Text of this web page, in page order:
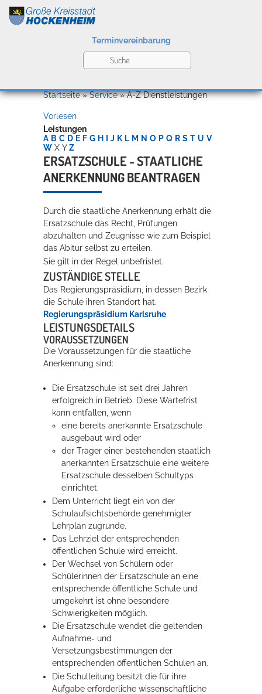
Kultur
Bildung
Wirtschaft
Rathaus
Service
Terminvereinbarung
Konzerte, Tagungen und vieles mehr
Die Stadthalle Hockenheim bietet den perfekten Standort für Events
Spaß unter prickelnden Wasserfällen, das rauschende Meer im
Wellenbecken oder doch lieber die pure Entspannung auf der
Sprudelliege im Solebecken?
mehr dazu...
Startseite»Service»A-Z Dienstleistungen
Vorlesen
Leistungen
A B C D E F G H J K L M N O P Q R S T U V
W X Y Z
ERSATZSCHULE - STAATLICHE
ANERKENNUNG BEANTRAGEN
Durch die staatliche Anerkennung erhält die
Ersatzschule das Recht, Prüfungen
abzuhalten und Zeugnisse wie zum Beispiel
das Abitur selbst zu erteilen.
Sie gilt in der Regel unbefristet.
ZUSTÄNDIGE STELLE
Das Regierungspräsidium, in dessen Bezirk
die Schule ihren Standort hat.
Regierungspräsidium Karlsruhe
LEISTUNGSDETAILS
VORAUSSETZUNGEN
Die Voraussetzungen für die staatliche
Anerkennung sind:
Die Ersatzschule ist seit drei Jahren
erfolgreich in Betrieb. Diese Wartefrist
kann entfallen, wenn
eine bereits anerkannte Ersatzschule
ausgebaut wird oder
der Träger einer bestehenden staatlich
anerkannten Ersatzschule eine weitere
Ersatzschule desselben Schultyps
einrichtet.
Dem Unterricht liegt ein von der
Schulaufsichtsbehörde genehmigter
Lehrplan zugrunde.
Das Lehrziel der entsprechenden
öffentlichen Schule wird erreicht.
Der Wechsel von Schülern oder
Schülerinnen der Ersatzschule an eine
entsprechende öffentliche Schule und
umgekehrt ist ohne besondere
Schwierigkeiten möglich.
Die Ersatzschule wendet die geltenden
Aufnahme- und
Versetzungsbestimmungen der
entsprechenden öffentlichen Schulen an.
Die Schulleitung besitzt die für ihre
Aufgabe erforderliche wissenschaftliche